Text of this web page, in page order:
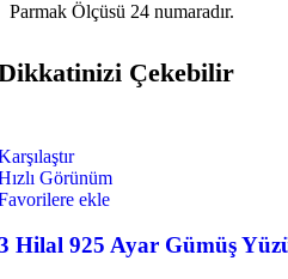
Parmak Ölçüsü 24 numaradır.
Çekebilir
Görünüm
ekle
Hilal 925 Ayar Gümüş